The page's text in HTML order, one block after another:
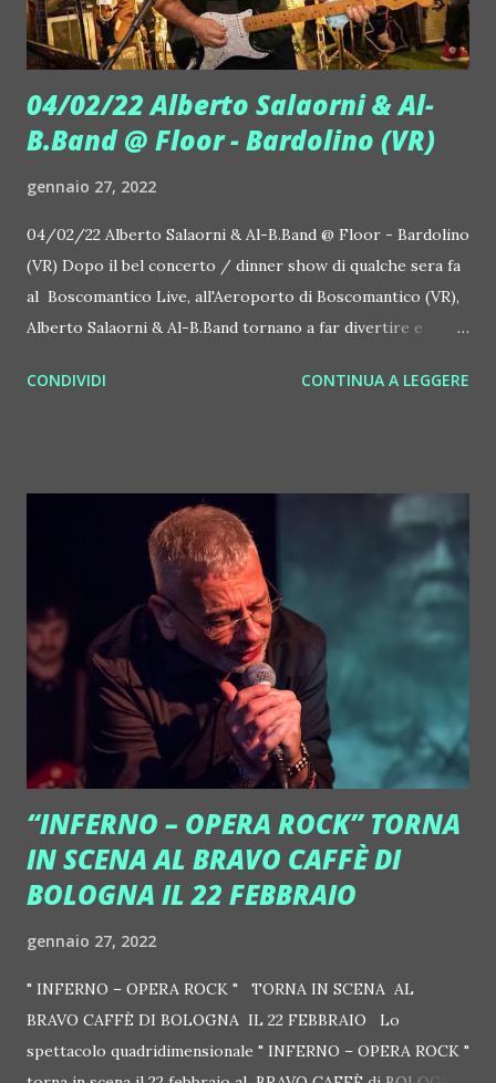
conquistando anche il cinema dove ha debuttato con una
parte nel...
04/02/22 Alberto Salaorni & Al-
B.Band @ Floor - Bardolino (VR)
gennaio 27, 2022
04/02/22 Alberto Salaorni & Al-B.Band @ Floor - Bardolino
(VR) Dopo il bel concerto / dinner show di qualche sera fa
al Boscomantico Live, all'Aeroporto di Boscomantico (VR),
Alberto Salaorni & Al-B.Band tornano a far divertire e
Restaurant & Rooftop Bar. Cena dalle 20:30, dopocena dalle
persone di ogni età… anche perché quando vanno sul palco
sanno sempre fare la differenza. La AL-B.Band è una
formazione musicale capace di far scatenare ogni tipo di
pubblico. Da 15 anni i loro concerti fanno divertire l'Italia e
non solo. Riassumendo, sono in tournée da una vita. Il loro
slogan è: "live music is back in fashion", ovvero la (bella)
musica dal vivo è tornata di moda. Un concerto di questa
formazione veronese, una volta...
CONDIVIDI CONTINUA A LEGGERE
“INFERNO – OPERA ROCK” TORNA
IN SCENA AL BRAVO CAFFÈ DI
BOLOGNA IL 22 FEBBRAIO
gennaio 27, 2022
" INFERNO – OPERA ROCK " TORNA IN SCENA AL
BRAVO CAFFÈ DI BOLOGNA IL 22 FEBBRAIO Lo
spettacolo quadridimensionale " INFERNO – OPERA ROCK "